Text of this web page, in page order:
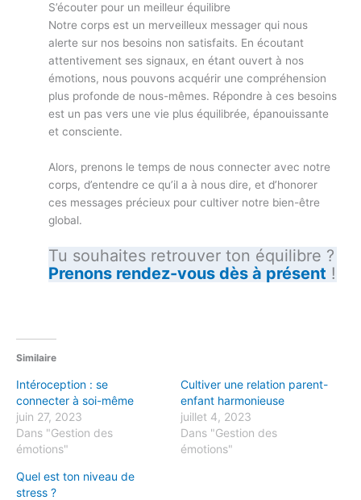
S’écouter pour un meilleur équilibre
Notre corps est un merveilleux messager qui nous
alerte sur nos besoins non satisfaits. En écoutant
attentivement ses signaux, en étant ouvert à nos
émotions, nous pouvons acquérir une compréhension
plus profonde de nous-mêmes. Répondre à ces besoins
est un pas vers une vie plus équilibrée, épanouissante
et consciente.
Alors, prenons le temps de nous connecter avec notre
corps, d’entendre ce qu’il a à nous dire, et d’honorer
ces messages précieux pour cultiver notre bien-être
global.
Tu souhaites retrouver ton équilibre ?
Prenons rendez-vous dès à présent !
Similaire
Intéroception : se
connecter à soi-même
juin 27, 2023
Dans "Gestion des
émotions"
Cultiver une relation parent-
enfant harmonieuse
juillet 4, 2023
Dans "Gestion des
émotions"
Quel est ton niveau de
stress ?